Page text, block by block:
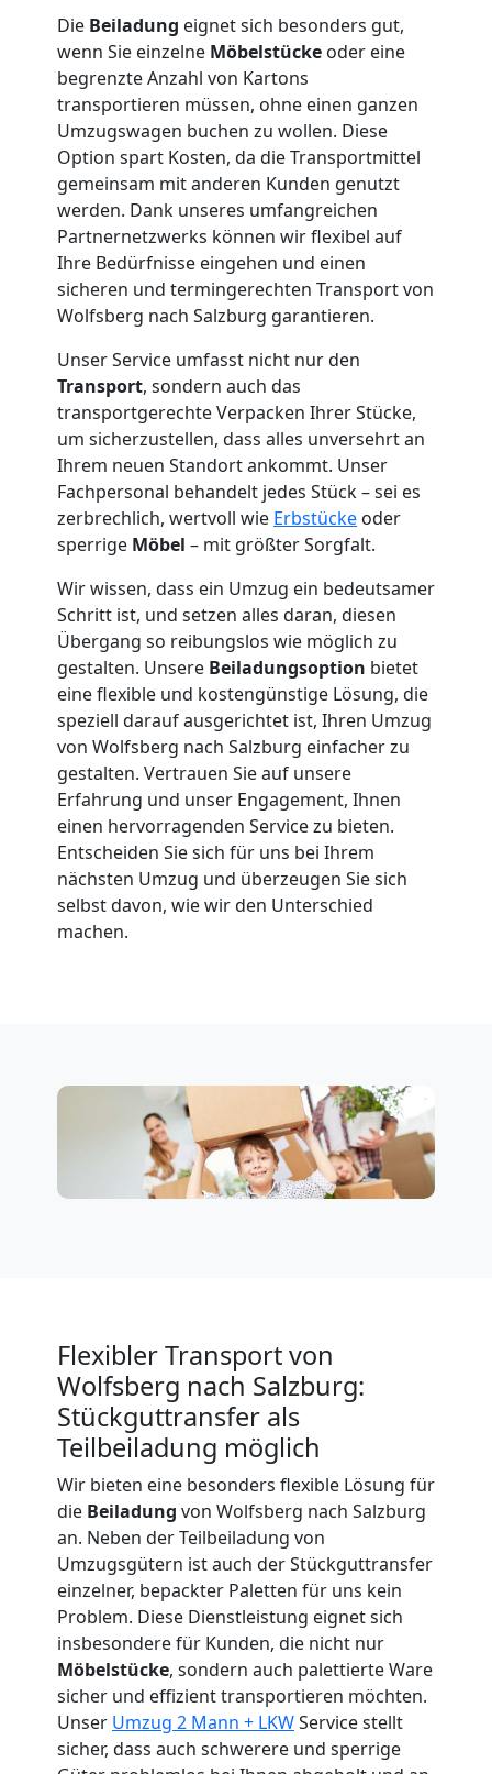
Die Beiladung eignet sich besonders gut,
wenn Sie einzelne Möbelstücke oder eine
begrenzte Anzahl von Kartons
transportieren müssen, ohne einen ganzen
Umzugswagen buchen zu wollen. Diese
Option spart Kosten, da die Transportmittel
gemeinsam mit anderen Kunden genutzt
werden. Dank unseres umfangreichen
Partnernetzwerks können wir flexibel auf
Ihre Bedürfnisse eingehen und einen
sicheren und termingerechten Transport von
Wolfsberg nach Salzburg garantieren.
Unser Service umfasst nicht nur den
Transport, sondern auch das
transportgerechte Verpacken Ihrer Stücke,
um sicherzustellen, dass alles unversehrt an
Ihrem neuen Standort ankommt. Unser
Fachpersonal behandelt jedes Stück – sei es
zerbrechlich, wertvoll wie Erbstücke oder
sperrige Möbel – mit größter Sorgfalt.
Wir wissen, dass ein Umzug ein bedeutsamer
Schritt ist, und setzen alles daran, diesen
Übergang so reibungslos wie möglich zu
gestalten. Unsere Beiladungsoption bietet
eine flexible und kostengünstige Lösung, die
speziell darauf ausgerichtet ist, Ihren Umzug
von Wolfsberg nach Salzburg einfacher zu
gestalten. Vertrauen Sie auf unsere
Erfahrung und unser Engagement, Ihnen
einen hervorragenden Service zu bieten.
Entscheiden Sie sich für uns bei Ihrem
nächsten Umzug und überzeugen Sie sich
selbst davon, wie wir den Unterschied
machen.
Flexibler Transport von
Wolfsberg nach Salzburg:
Stückguttransfer als
Teilbeiladung möglich
Wir bieten eine besonders flexible Lösung für
die Beiladung von Wolfsberg nach Salzburg
an. Neben der Teilbeiladung von
Umzugsgütern ist auch der Stückguttransfer
einzelner, bepackter Paletten für uns kein
Problem. Diese Dienstleistung eignet sich
insbesondere für Kunden, die nicht nur
Möbelstücke, sondern auch palettierte Ware
sicher und effizient transportieren möchten.
Unser Umzug 2 Mann + LKWService stellt
sicher, dass auch schwerere und sperrige
Wolfsberg
Klaviertransport
Wolfsberg
Privatumzug
Wolfsberg
Tresortransport
Wolfsberg
Umzug
für
Senioren
Wolfsberg
Fernumzug
Wolfsberg
Wolfsberg
Büroumzug
Wolfsberg
Tragehilfe
Wolfsberg
Kleiner
Umzug
Wolfsberg